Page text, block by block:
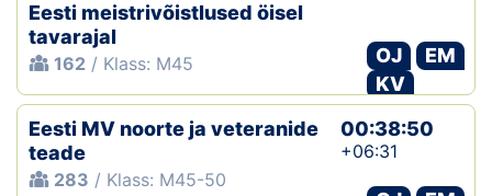
Eesti meistrivõistlused öisel
tavarajal
162 / Klass: M45 OJ
EM
KV
Eesti MV noorte ja veteranide
teade
283 / Klass: M45-50
00:38:50
+06:31